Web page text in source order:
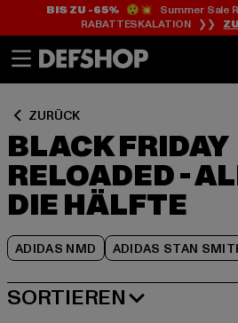
Zum
Inhalt
Zum
BIS ZU -65%😲💥 Summer Sale
RABATTESKALATION ❯❯
ZURÜCK
BLACK FRIDAY
RELOADED -
DIE HÄLFTE
ADIDAS NMD ADIDAS STAN
Zum
SORTIEREN
BELIEBTESTE